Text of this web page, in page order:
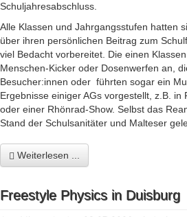
Schuljahresabschluss.
Alle Klassen und Jahrgangsstufen hatten
über ihren persönlichen Beitrag zum
viel Bedacht vorbereitet. Die einen
Menschen-Kicker oder Dosenwerfen an,
Besucher:innen oder führten sogar ein
Ergebnisse einiger AGs vorgestellt, z.B.
oder einer Rhönrad-Show. Selbst das
Stand der Schulsanitäter und Malteser
Weiterlesen ...
Freestyle Physics in Duisburg